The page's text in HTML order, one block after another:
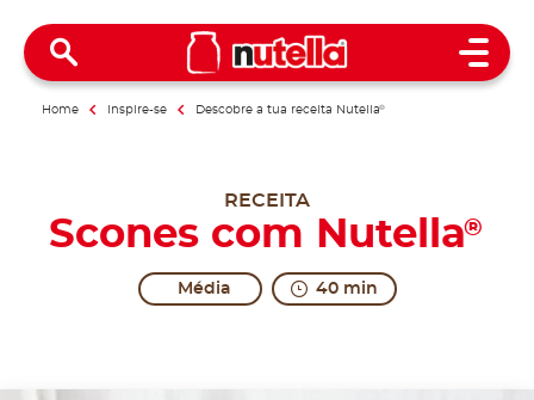
Open
Home Inspire-se Descobre a tua receita Nutella®
RECEITA
Scones com Nutella®
Média 40 min